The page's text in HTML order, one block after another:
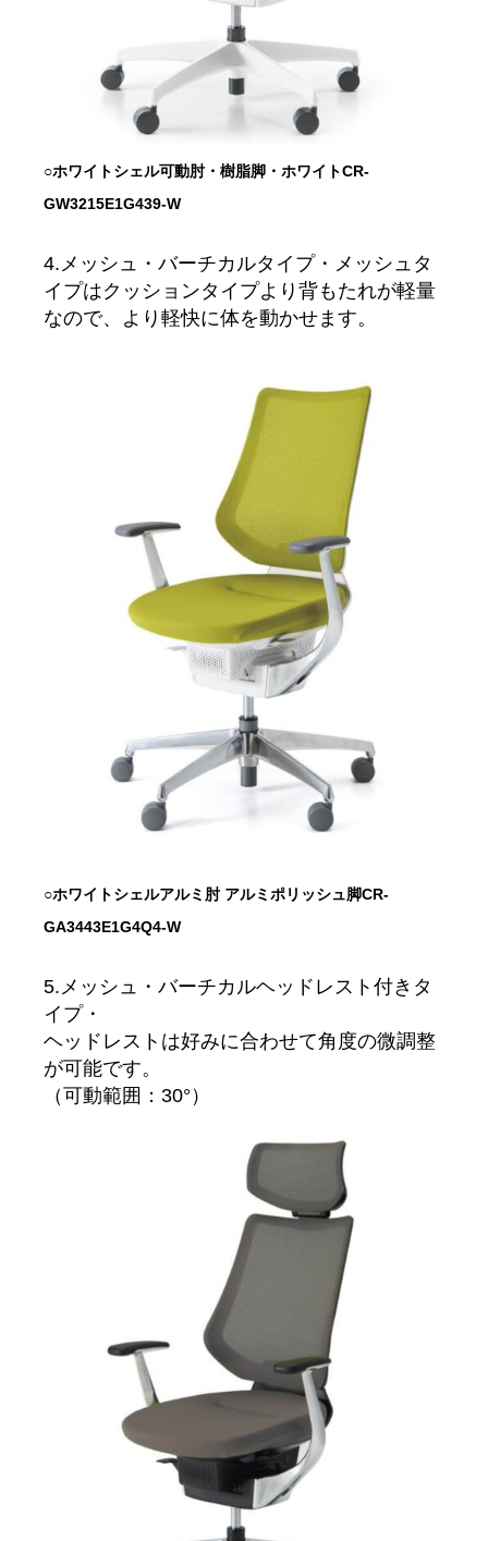
○ホワイトシェル可動肘・樹脂脚・ホワイトCR-
GW3215E1G439-W
4.メッシュ・バーチカルタイプ・メッシュタ
イプはクッションタイプより背もたれが軽量
なので、より軽快に体を動かせます。
○ホワイトシェルアルミ肘 アルミポリッシュ脚CR-
GA3443E1G4Q4-W
5.メッシュ・バーチカルヘッドレスト付きタ
イプ・
ヘッドレストは好みに合わせて角度の微調整
が可能です。
（可動範囲：30°）